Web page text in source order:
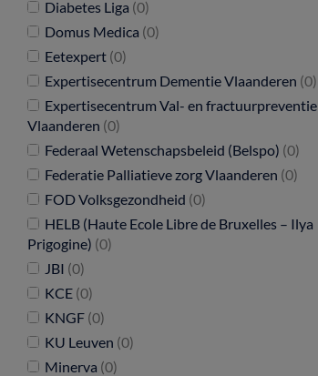
Diabetes Liga (0)
Domus Medica (0)
Eetexpert (0)
Expertisecentrum Dementie Vlaanderen (0)
Expertisecentrum Val- en fractuurpreventie
Vlaanderen (0)
Federaal Wetenschapsbeleid (Belspo) (0)
Federatie Palliatieve zorg Vlaanderen (0)
FOD Volksgezondheid (0)
HELB (Haute Ecole Libre de Bruxelles – Ilya
Prigogine) (0)
JBI (0)
KCE (0)
KNGF (0)
KU Leuven (0)
Minerva (0)